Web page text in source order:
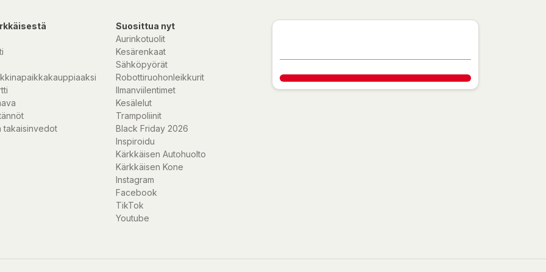
takaisinvedot
Suosittua nyt
Aurinkotuolit
Kesärenkaat
Sähköpyörät
Robottiruohonleikkurit
Ilmanviilentimet
Kesälelut
Trampoliinit
Black Friday 2026
Inspiroidu
Kärkkäisen Autohuolto
Kärkkäisen Kone
Instagram
Facebook
TikTok
Youtube